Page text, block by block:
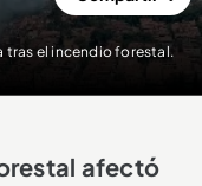
tras el incendio forestal.
afectó